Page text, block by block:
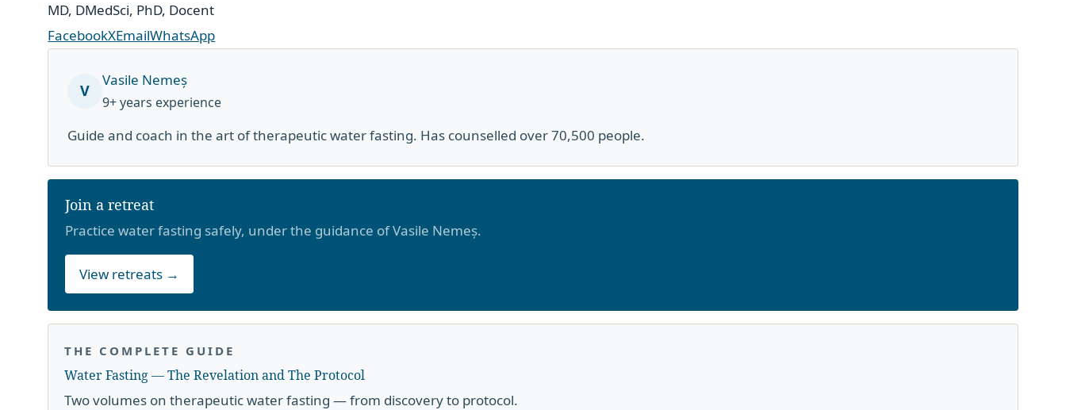
MD, DMedSci, PhD, Docent
FacebookXEmailWhatsApp
V
Vasile Nemeș
9+ years experience
Guide and coach in the art of therapeutic water fasting. Has counselled over 70,500 people.
Join a retreat
Practice water fasting safely, under the guidance of Vasile Nemeș.
View retreats →
THE COMPLETE GUIDE
Water Fasting — The Revelation and The Protocol
Two volumes on therapeutic water fasting — from discovery to protocol.